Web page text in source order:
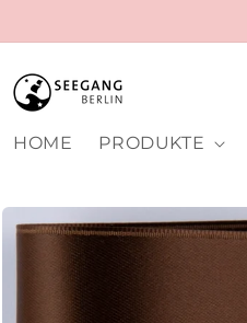
HOME PRODUKTE
Zu
Produktinformationen